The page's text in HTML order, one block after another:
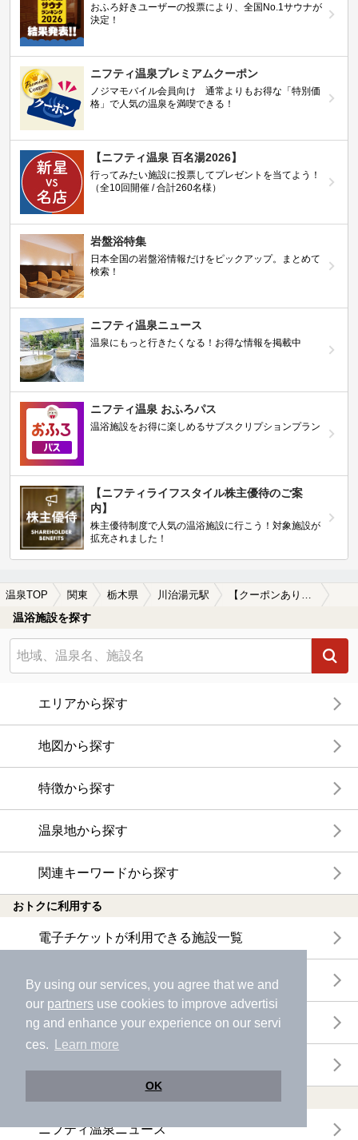
By using our services, you agree that we and
our partners use cookies to improve advertisi
ng and enhance your experience on our servi
ces.
Learn more
OK
おふろ好きユーザーの投票により、全国No.1サウナが
決定！
ニフティ温泉プレミアムクーポン
ノジマモバイル会員向け 通常よりもお得な「特別価
格」で人気の温泉を満喫できる！
【ニフティ温泉 百名湯2026】
行ってみたい施設に投票してプレゼントを当てよう！
（全10回開催 / 合計260名様）
岩盤浴特集
日本全国の岩盤浴情報だけをピックアップ。まとめて
検索！
ニフティ温泉ニュース
温泉にもっと行きたくなる！お得な情報を掲載中
ニフティ温泉 おふろパス
温浴施設をお得に楽しめるサブスクリプションプラン
【ニフティライフスタイル株主優待のご案
内】
株主優待制度で人気の温浴施設に行こう！対象施設が
拡充されました！
温泉TOP 関東 栃木県 川治湯元駅 【クーポンあり】カップルにおすすめの川治湯元駅近くの温泉、日帰り温泉、スーパー銭湯おすすめ
温浴施設を探す
エリアから探す
地図から探す
特徴から探す
温泉地から探す
関連キーワードから探す
おトクに利用する
電子チケットが利用できる施設一覧
クーポンが利用できる施設一覧
おすすめ電子チケット・クーポン一覧
ニフティ温泉ニュース